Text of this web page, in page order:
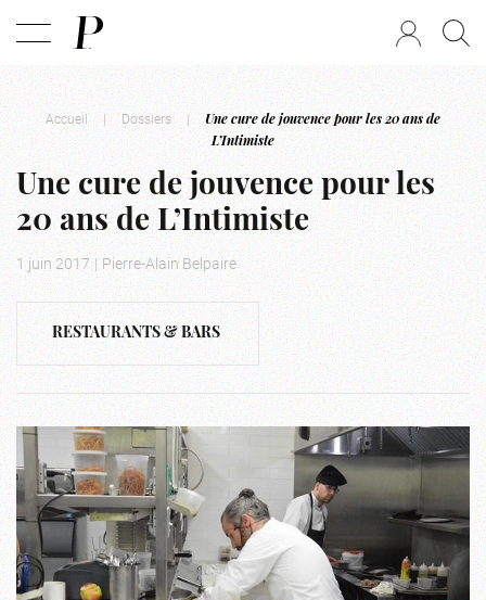
Accueil | Dossiers |
Une cure de jouvence pour les 20 ans de
L’Intimiste
Une cure de jouvence pour les
20 ans de L’Intimiste
1 juin 2017 | Pierre-Alain Belpaire
RESTAURANTS & BARS